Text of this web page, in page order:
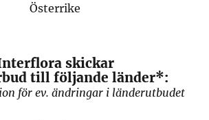
Österrike
skickar
till följande länder*:
för ev. ändringar i länderutbudet